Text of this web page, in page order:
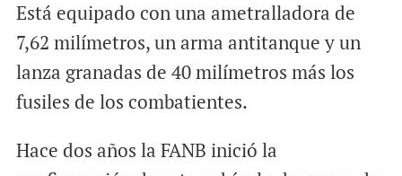
Está equipado con una ametralladora de
7,62 milímetros, un arma antitanque y un
lanza granadas de 40 milímetros más los
fusiles de los combatientes.
Hace dos años la FANB inició la